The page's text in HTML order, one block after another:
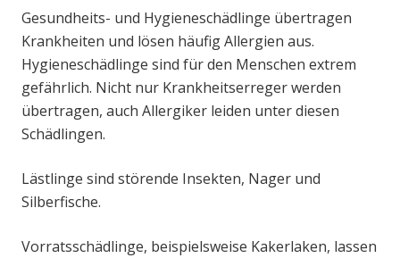
Gesundheits- und Hygieneschädlinge übertragen
Krankheiten und lösen häufig Allergien aus.
Hygieneschädlinge sind für den Menschen extrem
gefährlich. Nicht nur Krankheitserreger werden
übertragen, auch Allergiker leiden unter diesen
Schädlingen.
Lästlinge sind störende Insekten, Nager und
Silberfische.
Vorratsschädlinge, beispielsweise Kakerlaken, lassen